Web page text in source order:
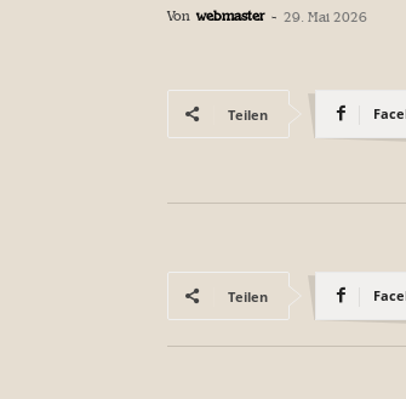
Von webmaster - 29. Mai 2026
Teilen
Teilen